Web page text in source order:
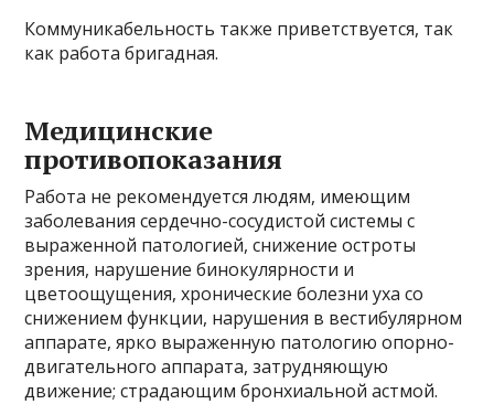
Коммуникабельность также приветствуется, так
как работа бригадная.
Медицинские
противопоказания
Работа не рекомендуется людям, имеющим
заболевания сердечно-сосудистой системы с
выраженной патологией, снижение остроты
зрения, нарушение бинокулярности и
цветоощущения, хронические болезни уха со
снижением функции, нарушения в вестибулярном
аппарате, ярко выраженную патологию опорно-
двигательного аппарата, затрудняющую
движение; страдающим бронхиальной астмой.